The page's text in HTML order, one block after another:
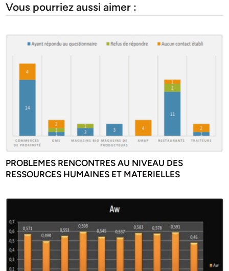
Vous pourriez aussi aimer :
PROBLEMES RENCONTRES AU NIVEAU DES
RESSOURCES HUMAINES ET MATERIELLES